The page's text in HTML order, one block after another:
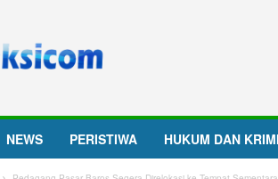
NEWS PERISTIWA HUKUM DAN